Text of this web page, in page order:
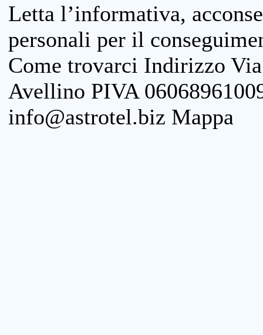
Letta l’informativa,
personali per il
Come trovarci Indirizzo
Avellino PIVA
info@astrotel.biz Mappa